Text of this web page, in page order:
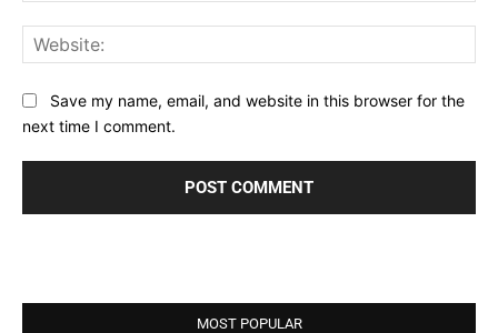
Save my name, email, and website in this browser for the
next time I comment.
MOST POPULAR